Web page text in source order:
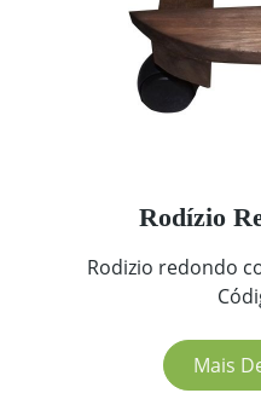
Rodízio
Rodizio redondo
Mais